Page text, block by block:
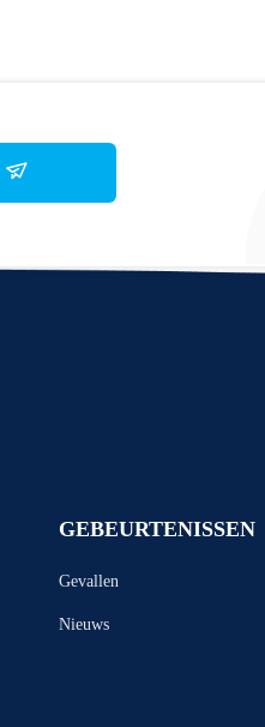
GEBEURTENISSEN
Gevallen
Nieuws